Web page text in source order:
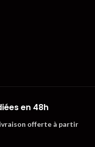
en 48h
offerte à partir